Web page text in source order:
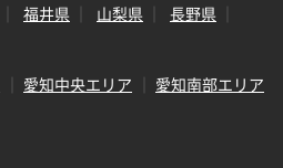
福井県 山梨県
長野県
愛知中央エリア
愛知南部エリア